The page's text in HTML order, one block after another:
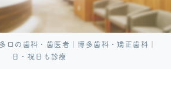
口の歯科・歯医者｜博多歯科・矯正歯科｜
日・祝日も診療